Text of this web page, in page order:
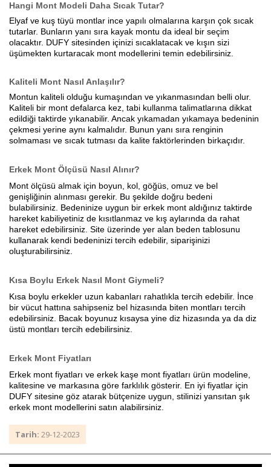
Hangi Mont Modeli Daha Sıcak Tutar?
Elyaf ve kuş tüyü montlar ince yapılı olmalarına karşın çok sıcak
tutarlar. Bunların yanı sıra kayak montu da ideal bir seçim
olacaktır. DUFY sitesinden içinizi sıcaklatacak ve kışın sizi
üşümekten kurtaracak mont modellerini temin edebilirsiniz.
Kaliteli Mont Nasıl Anlaşılır?
Montun kaliteli olduğu kumaşından ve yıkanmasından belli olur.
Kaliteli bir mont defalarca kez, tabi kullanma talimatlarına dikkat
edildiği taktirde yıkanabilir. Ancak yıkamadan yıkamaya bedeninin
çekmesi yerine aynı kalmalıdır. Bunun yanı sıra renginin
solmaması ve sıcak tutması da kalite faktörlerinden birkaçıdır.
Erkek Mont Ölçüsü Nasıl Alınır?
Mont ölçüsü almak için boyun, kol, göğüs, omuz ve bel
genişliğinin alınması gerekir. Bu şekilde doğru bedeni
bulabilirsiniz. Bedeninize uygun bir erkek mont aldığınız taktirde
hareket kabiliyetiniz de kısıtlanmaz ve kış aylarında da rahat
hareket edebilirsiniz. Site üzerinde yer alan beden tablosunu
kullanarak kendi bedeninizi tercih edebilir, siparişinizi
oluşturabilirsiniz.
Kısa Boylu Erkek Nasıl Mont Giymeli?
Kısa boylu erkekler uzun kabanları rahatlıkla tercih edebilir. İnce
bir vücut hattına sahipseniz bel hizasında biten montları tercih
edebilirsiniz. Bacak boyunuz kısaysa yine diz hizasında ya da diz
üstü montları tercih edebilirsiniz.
Erkek Mont Fiyatları
Erkek mont fiyatları ve erkek kaşe mont fiyatları ürün modeline,
kalitesine ve markasına göre farklılık gösterir. En iyi fiyatlar için
DUFY sitesine göz atarak bütçenize uygun, stilinizi yansıtan şık
erkek mont modellerini satın alabilirsiniz.
Tarih: 29-12-2023